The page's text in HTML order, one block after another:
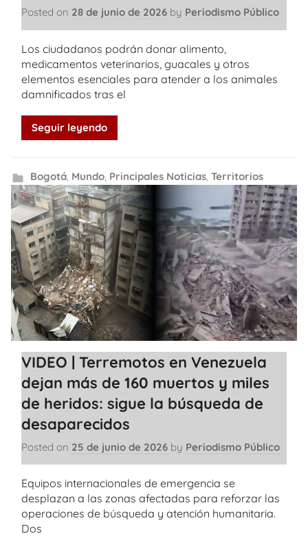
Posted on 28 de junio de 2026 by Periodismo Público
Los ciudadanos podrán donar alimento,
medicamentos veterinarios, guacales y otros
elementos esenciales para atender a los animales
damnificados tras el
Seguir leyendo
Bogotá, Mundo, Principales Noticias, Territorios
VIDEO | Terremotos en Venezuela
dejan más de 160 muertos y miles
de heridos: sigue la búsqueda de
desaparecidos
Posted on 25 de junio de 2026 by Periodismo Público
Equipos internacionales de emergencia se
desplazan a las zonas afectadas para reforzar las
operaciones de búsqueda y atención humanitaria.
Dos